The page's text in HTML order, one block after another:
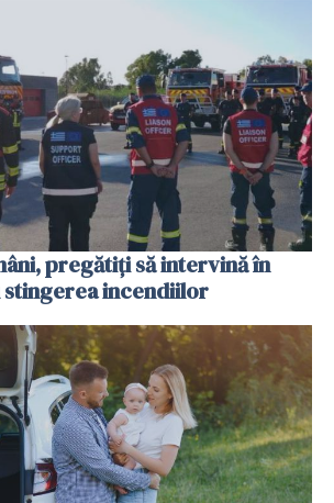
pregătiţi să intervină în
incendiilor